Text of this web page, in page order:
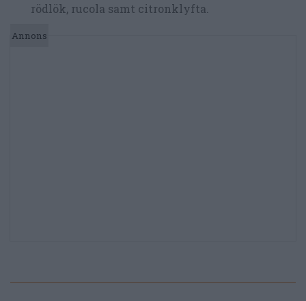
rödlök, rucola samt citronklyfta.